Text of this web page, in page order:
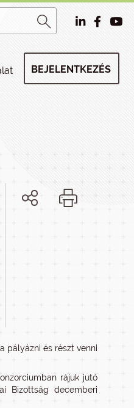
BEJELENTKEZÉS
pályázni és részt venni
rájuk jutó
Bizottság decemberi